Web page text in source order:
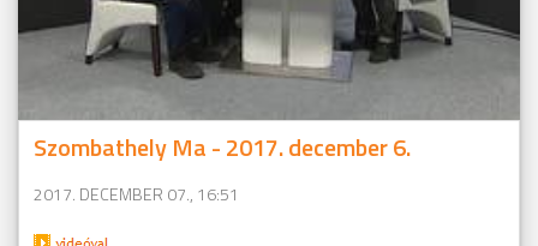
Szombathely Ma - 2017. december 6.
2017. DECEMBER 07., 16:51